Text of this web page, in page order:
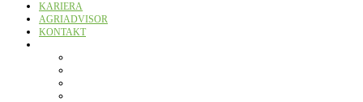
KARIERA
AGRIADVISOR
KONTAKT